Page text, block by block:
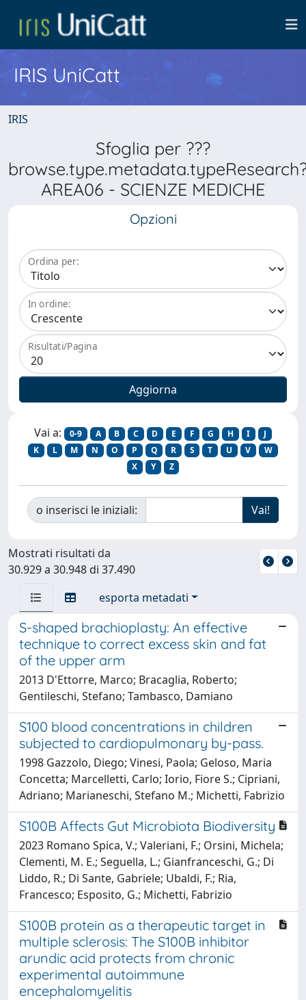
IRIS UniCatt
IRIS
Sfoglia per ???
AREA06 - SCIENZE MEDICHE
Opzioni
Ordina per:
In ordine:
Risultati/Pagina
Vai a: 0-9 A B C D E F G H I
J
K
L M N O P Q R S T U V
W
X
Y Z
o inserisci le iniziali:
Mostrati risultati da
30.929 a 30.948 di 37.490
esporta metadati
S-shaped brachioplasty: An effective
technique to correct excess skin and fat
of the upper arm
2013 D'Ettorre, Marco; Bracaglia, Roberto;
Gentileschi, Stefano; Tambasco, Damiano
S100 blood concentrations in children
subjected to cardiopulmonary by-pass.
1998 Gazzolo, Diego; Vinesi, Paola; Geloso, Maria
Concetta; Marcelletti, Carlo; Iorio, Fiore S.; Cipriani,
Adriano; Marianeschi, Stefano M.; Michetti, Fabrizio
S100B Affects Gut Microbiota Biodiversity
2023 Romano Spica, V.; Valeriani, F.; Orsini, Michela;
Clementi, M. E.; Seguella, L.; Gianfranceschi, G.; Di
Liddo, R.; Di Sante, Gabriele; Ubaldi, F.; Ria,
Francesco; Esposito, G.; Michetti, Fabrizio
S100B protein as a therapeutic target in
multiple sclerosis: The S100B inhibitor
arundic acid protects from chronic
experimental autoimmune
encephalomyelitis